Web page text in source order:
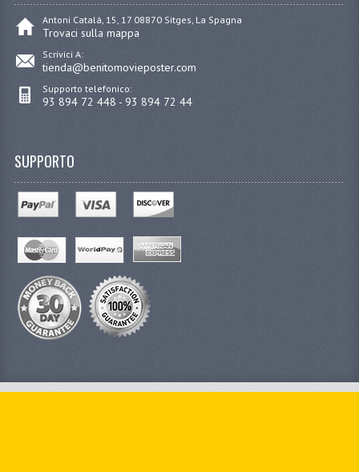
Antoni Catalá, 15, 17 08870 Sitges, La Spagna
Trovaci sulla mappa
Scrivici A:
tienda@benitomovieposter.com
Supporto telefonico:
93 894 72 448 - 93 894 72 44
SUPPORTO